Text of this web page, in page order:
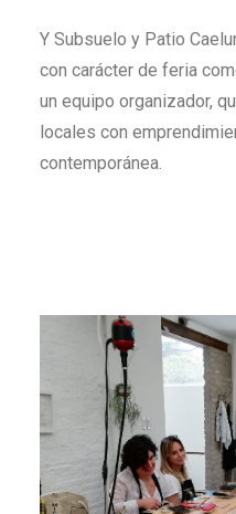
Y Subsuelo y Patio
con carácter de feria
un equipo organizador,
locales con
contemporánea.